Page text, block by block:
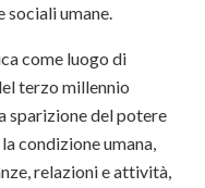
sociali umane.
come luogo di
terzo millennio
sparizione del potere
condizione umana,
relazioni e attività,